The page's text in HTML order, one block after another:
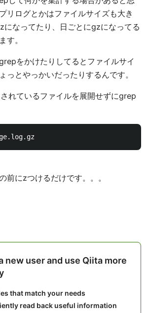
リログとかはファイルサイズも大き
になってたり、日ごとにgzになってる
す。
をかけたりしてるとファイルサイ
っとやっかいだったりするんです。
れているファイルを展開せずにgrep
前にzつけるだけです。。。
new user and use Qiita more
that match your needs
read back useful information